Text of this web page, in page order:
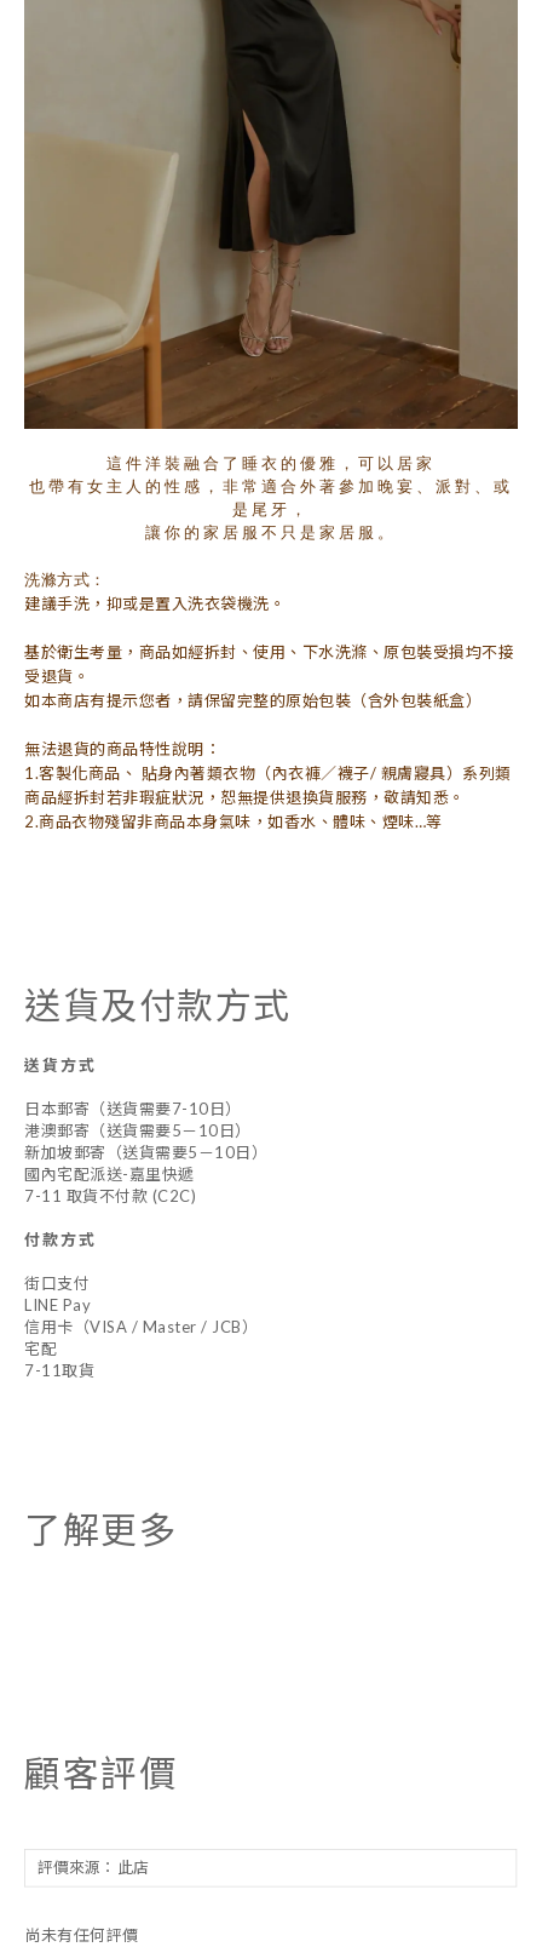
這件洋裝融合了睡衣的優雅，可以居家
也帶有女主人的性感，非常適合外著參加晚宴、派對、或
是尾牙，
讓你的家居服不只是家居服。
洗滌方式：
建議手洗，抑或是置入洗衣袋機洗。
基於衛生考量，商品如經拆封、使用、下水洗滌、原包裝受損均不接
受退貨。
如本商店有提示您者，請保留完整的原始包裝（含外包裝紙盒）
無法退貨的商品特性說明：
1.客製化商品、 貼身內著類衣物（內衣褲／襪子/ 親膚寢具）系列類
商品經拆封若非瑕疵狀況，恕無提供退換貨服務，敬請知悉。
2.商品衣物殘留非商品本身氣味，如香水、體味、煙味…等
送貨及付款方式
送貨方式
日本郵寄（送貨需要7-10日）
港澳郵寄（送貨需要5－10日）
新加坡郵寄（送貨需要5－10日）
國內宅配派送-嘉里快遞
7-11 取貨不付款 (C2C)
付款方式
街口支付
LINE Pay
信用卡（VISA / Master / JCB）
宅配
7-11取貨
了解更多
顧客評價
尚未有任何評價